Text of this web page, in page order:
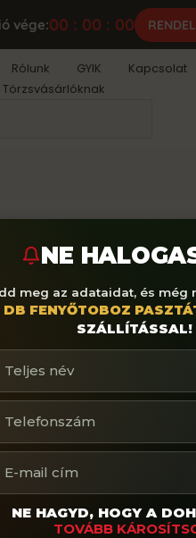
vége:00 : 00 : 00
Rólunk GYIK
Kapcsolat
Törzsvásárlóknak
jelent gondot.”
NE
meg az adataidat, és még
DB FENYŐTOBOZ
SZÁLLÍTÁSSAL!
NE HAGYD, HOGY A
TOVÁBB